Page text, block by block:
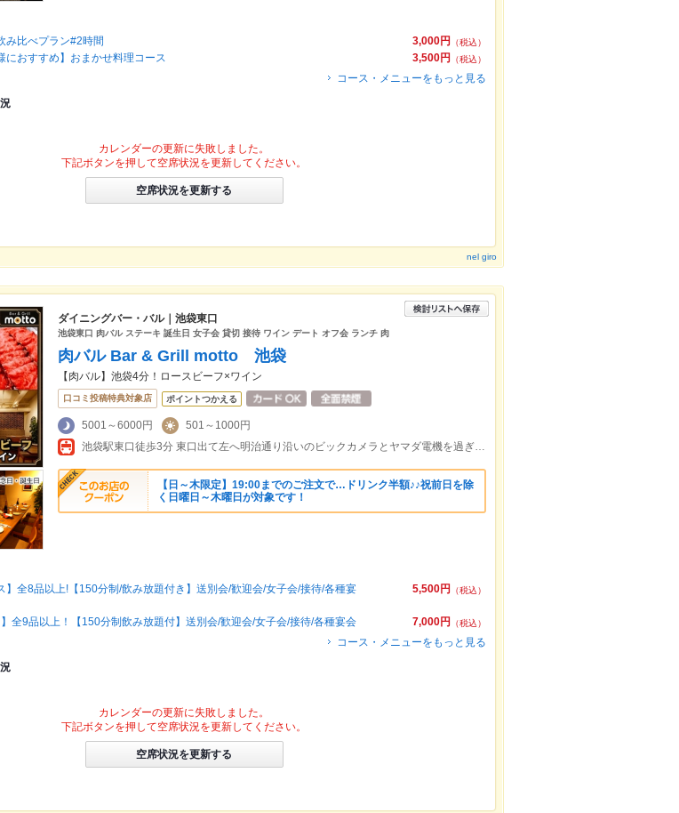
3,000円
（税込）
み比べプラン#2時間
3,500円
（税込）
におすすめ】おまかせ料理コース
コース・メニューをもっと見る
カレンダーの更新に失敗しました。
下記ボタンを押して空席状況を更新してください。
空席状況を更新する
nel giro
ダイニングバー・バル｜池袋東口
池袋東口 肉バル ステーキ 誕生日 女子会 貸切 接待 ワイン デート オフ会 ランチ 肉
肉バル Bar & Grill motto 池袋
【肉バル】池袋4分！ロースビーフ×ワイン
口コミ投稿特典対象店 ポイントつかえる
5001～6000円
501～1000円
池袋駅東口徒歩3分 東口出て左へ明治通り沿いのビックカメラとヤマダ電機を過ぎて2つ目の交差点を左折した先のビル2階。
【日～木限定】19:00までのご注文で…ドリンク半額♪♪祝前日を除
く日曜日～木曜日が対象です！
5,500円
（税込）
】全8品以上!【150分制/飲み放題付き】送別会/歓迎会/女子会/接待/各種宴
7,000円
（税込）
】全9品以上！【150分制飲み放題付】送別会/歓迎会/女子会/接待/各種宴会
コース・メニューをもっと見る
カレンダーの更新に失敗しました。
下記ボタンを押して空席状況を更新してください。
空席状況を更新する